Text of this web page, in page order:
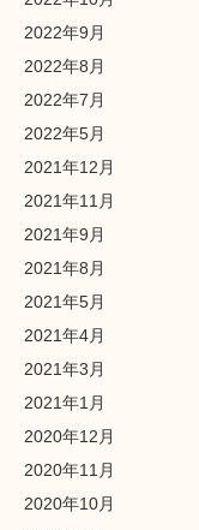
2022年9月
2022年8月
2022年7月
2022年5月
2021年12月
2021年11月
2021年9月
2021年8月
2021年5月
2021年4月
2021年3月
2021年1月
2020年12月
2020年11月
2020年10月